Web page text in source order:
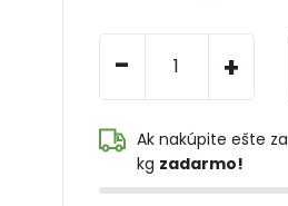
- +
Ak nakúpite ešte za
kg zadarmo!